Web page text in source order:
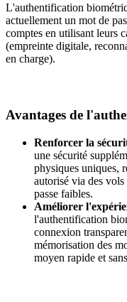
L'authentification biomé
actuellement un mot de
comptes en utilisant leurs
(empreinte digitale,
en charge).
Avantages de l'
Renforcer la sé
une sécurité supplé
physiques uniques, r
autorisé via des vols
passe faibles.
Améliorer l'expé
l'authentification
connexion
mémorisation des
moyen rapide et sans